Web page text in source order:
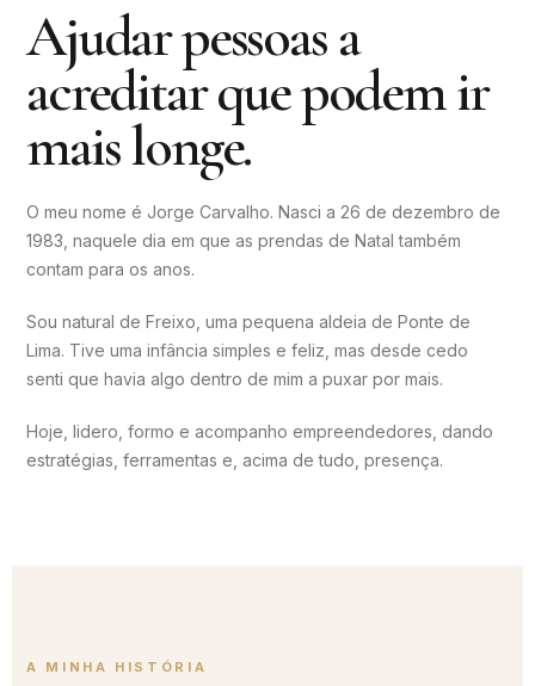
Ajudar pessoas a
acreditar que podem ir
mais longe.
O meu nome é Jorge Carvalho. Nasci a 26 de dezembro de
1983, naquele dia em que as prendas de Natal também
contam para os anos.
Sou natural de Freixo, uma pequena aldeia de Ponte de
Lima. Tive uma infância simples e feliz, mas desde cedo
senti que havia algo dentro de mim a puxar por mais.
Hoje, lidero, formo e acompanho empreendedores, dando
estratégias, ferramentas e, acima de tudo, presença.
A MINHA HISTÓRIA